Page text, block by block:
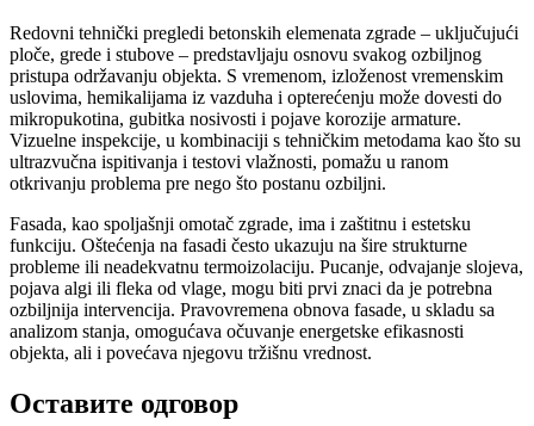
Redovni tehnički pregledi betonskih elemenata zgrade – uključujući
ploče, grede i stubove – predstavljaju osnovu svakog ozbiljnog
pristupa održavanju objekta. S vremenom, izloženost vremenskim
uslovima, hemikalijama iz vazduha i opterećenju može dovesti do
mikropukotina, gubitka nosivosti i pojave korozije armature.
Vizuelne inspekcije, u kombinaciji s tehničkim metodama kao što su
ultrazvučna ispitivanja i testovi vlažnosti, pomažu u ranom
otkrivanju problema pre nego što postanu ozbiljni.
Fasada, kao spoljašnji omotač zgrade, ima i zaštitnu i estetsku
funkciju. Oštećenja na fasadi često ukazuju na šire strukturne
probleme ili neadekvatnu termoizolaciju. Pucanje, odvajanje slojeva,
pojava algi ili fleka od vlage, mogu biti prvi znaci da je potrebna
ozbiljnija intervencija. Pravovremena obnova fasade, u skladu sa
analizom stanja, omogućava očuvanje energetske efikasnosti
objekta, ali i povećava njegovu tržišnu vrednost.
Оставите одговор